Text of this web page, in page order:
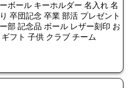
ボール キーホルダー 名入れ 名
卒団記念 卒業 部活 プレゼント
部 記念品 ボール レザー刻印 お
フト 子供 クラブ チーム